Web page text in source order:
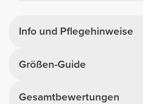
Info und Pflegehinweise
Gesamtbewertungen
Größen-Guide